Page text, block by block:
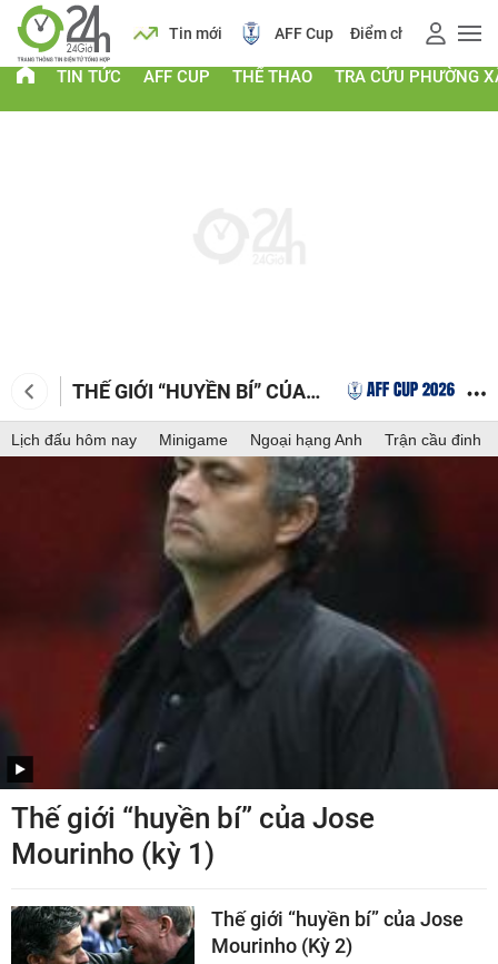
Lịch Tin mới AFF Cup Điểm chuẩn 2026
TIN TỨC AFF CUP THỂ THAO TRA CỨU PHƯỜNG
THẾ GIỚI “HUYỀN BÍ” CỦA
Lịch đấu hôm nay Minigame Ngoại hạng Anh Trận cầu đinh
Thế giới “huyền bí” của Jose
Mourinho (kỳ 1)
Thế giới “huyền bí” của Jose
Mourinho (Kỳ 2)